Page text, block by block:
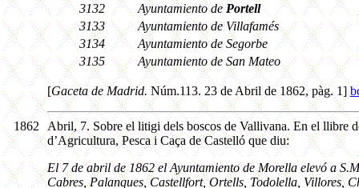
3132
Ayuntamiento dePortell
3133
Ayuntamiento de Villafamés
3134
Ayuntamiento de Segorbe
3135
Ayuntamiento de San Mateo
[Gaceta de Madrid. Núm.113. 23 de Abril de 1862, pàg. 1]
1862
Abril, 7. Sobre el litigi dels boscos de Vallivana. En el llibre
d’Agricultura, Pesca i Caça de Castelló que diu:
El 7 de abril de 1862 el Ayuntamiento de Morella elevó a
Cabres, Palanques, Castellfort, Ortells, Todolella, Villores,